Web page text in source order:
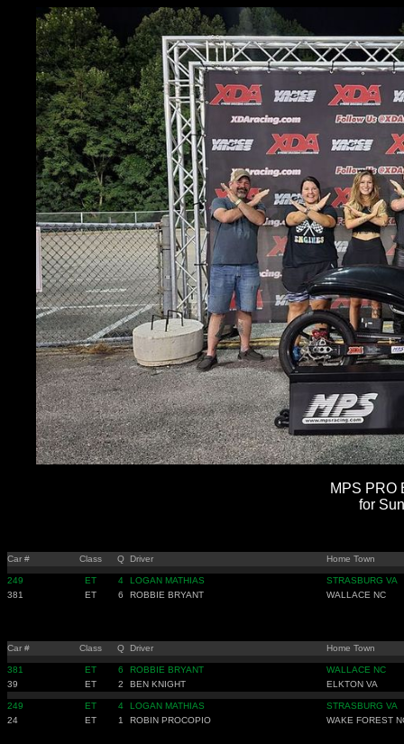
MPS
for
Car # Class Q Driver Home Town
249 ET 4 LOGAN MATHIAS
STRASBURG VA
381
ET 6 ROBBIE BRYANT WALLACE NC
Car # Class Q Driver Home Town
381 ET 6 ROBBIE BRYANT
WALLACE NC
39
ET 2 BEN KNIGHT ELKTON VA
249 ET 4 LOGAN MATHIAS
STRASBURG VA
24
ET 1 ROBIN PROCOPIO WAKE FOREST